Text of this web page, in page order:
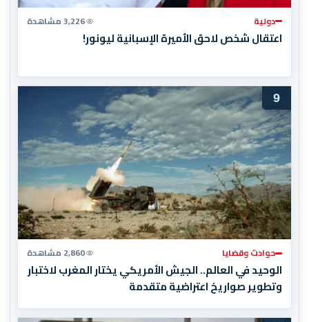
دولية 3,226 مشاهدة
اعتقال شخص لاحق الأميرة الإسبانية ليونور!
9
حوادث وقضايا 2,860 مشاهدة
الوحيد في العالم.. الجيش الأمريكي يختار المغرب لاختبار
وتطوير صواريخ اعتراضية متقدمة